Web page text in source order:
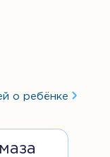
о ребёнке